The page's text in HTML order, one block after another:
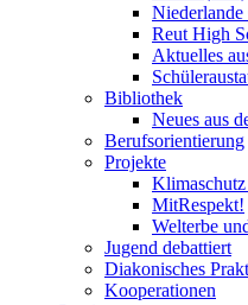
Reut High
Aktuelles
Bibliothek
Neues aus
Berufsorientierung
Projekte
Klimaschutz
MitRespekt!
Welterbe
Jugend debattiert
Diakonisches
Kooperationen